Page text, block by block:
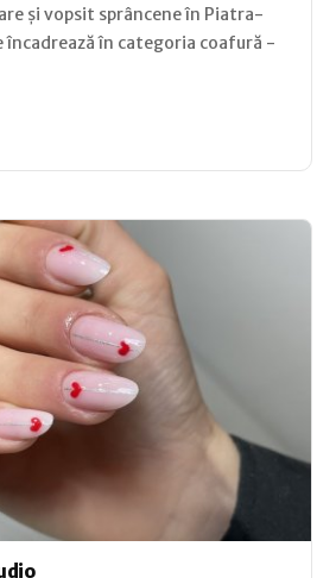
și vopsit sprâncene în Piatra-
încadrează în categoria coafură -